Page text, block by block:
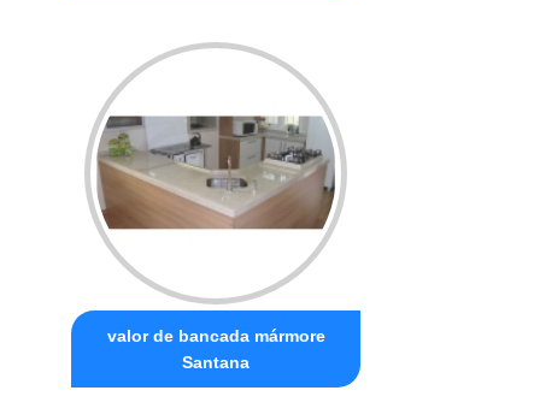
valor de bancada mármore
Santana